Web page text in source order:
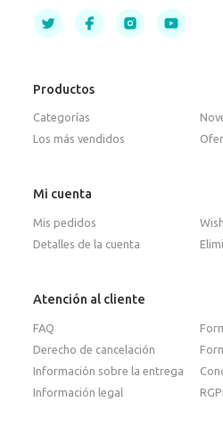
Productos
Categorías
Los más vendidos
Mi cuenta
Mis pedidos
Detalles de la cuenta
Atención al cliente
FAQ
Derecho de cancelación
Información sobre la entrega
Información legal